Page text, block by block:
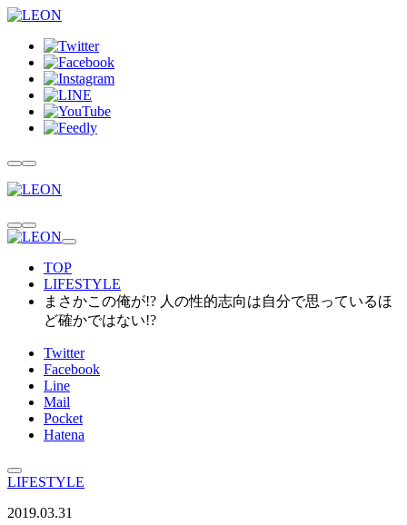
TOP
LIFESTYLE
まさかこの俺が!? 人の性的志向は自分で思っているほ
ど確かではない!?
Twitter
Facebook
Line
Mail
Pocket
Hatena
LIFESTYLE
2019.03.31